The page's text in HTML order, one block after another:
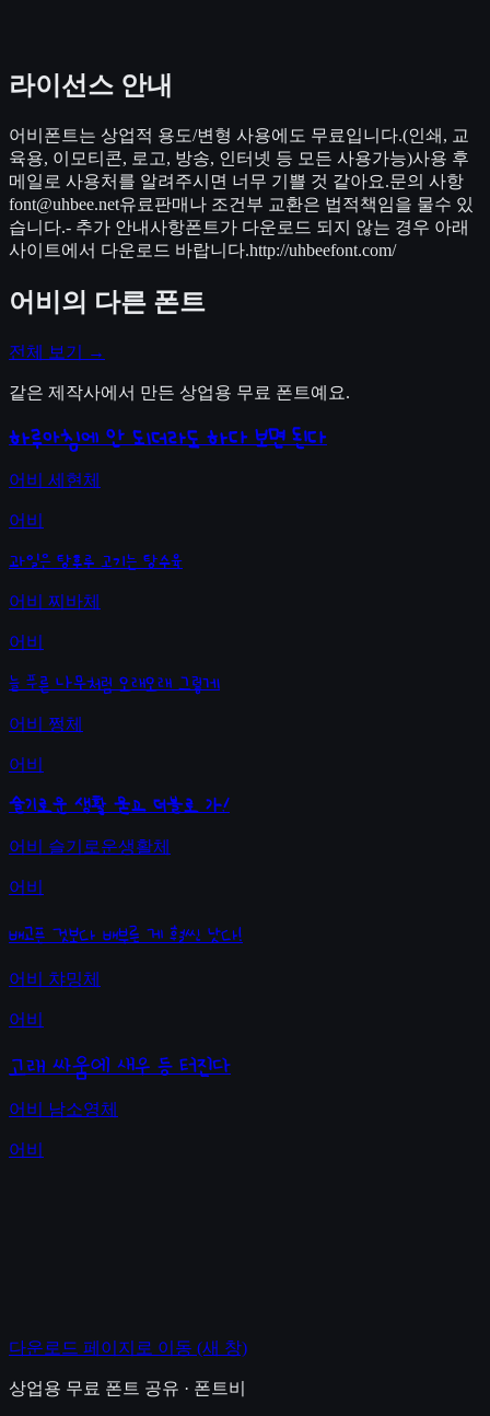
라이선스 안내
어비폰트는 상업적 용도/변형 사용에도 무료입니다.(인쇄, 교
육용, 이모티콘, 로고, 방송, 인터넷 등 모든 사용가능)사용 후
메일로 사용처를 알려주시면 너무 기쁠 것 같아요.문의 사항
font@uhbee.net유료판매나 조건부 교환은 법적책임을 물수 있
습니다.- 추가 안내사항폰트가 다운로드 되지 않는 경우 아래
사이트에서 다운로드 바랍니다.http://uhbeefont.com/
어비 의 다른 폰트
전체 보기 →
같은 제작사에서 만든 상업용 무료 폰트예요.
하루아침에 안 되더라도 하다 보면 된다
어비 세현체
어비
과일은 탕후루 고기는 탕수육
어비 찌바체
어비
늘 푸른 나무처럼 오래오래 그렇게
어비 쩡체
어비
슬기로운 생활 묻고 더블로 가!
어비 슬기로운생활체
어비
배고픈 것보다 배부른 게 훨씬 낫다!
어비 챠밍체
어비
고래 싸움에 새우 등 터진다
어비 남소영체
어비
다운로드 페이지로 이동 (새 창)
상업용 무료 폰트 공유 · 폰트비